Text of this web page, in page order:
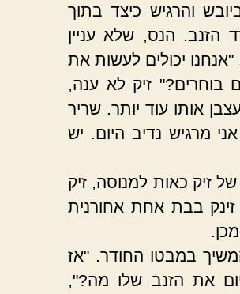
והרגיש כיצד בתוך
הזנב. הנס, שלא עניין
יכולים לעשות את
זיק לא ענה,
אותו עוד יותר. שריר
מרגיש נדיב היום. יש
זיק כאות למנוסה, זיק
בבת אחת אחורנית
במבטו החודר. "אז
את הזנב שלו מה?",